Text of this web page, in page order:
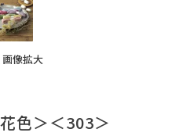
画像拡大
色＞＜303＞